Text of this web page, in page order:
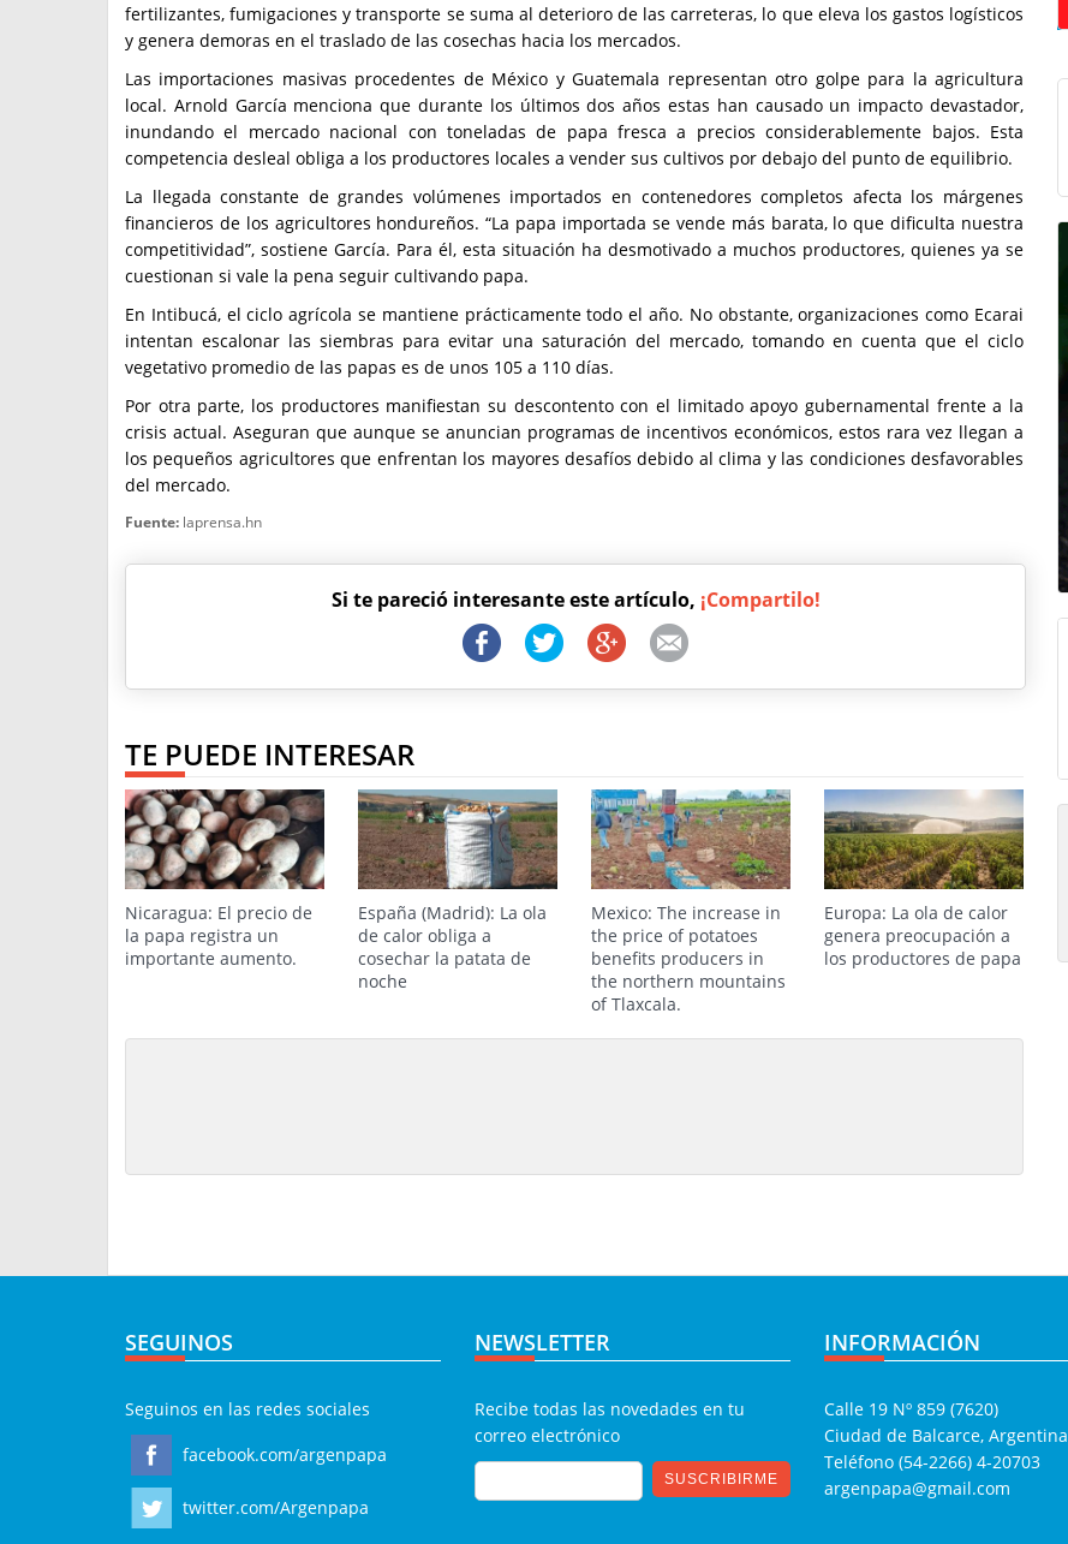
fertilizantes, fumigaciones y transporte se suma al deterioro de las carreteras, lo que eleva los gastos logísticos
y genera demoras en el traslado de las cosechas hacia los mercados.
Las importaciones masivas procedentes de México y Guatemala representan otro golpe para la agricultura
local. Arnold García menciona que durante los últimos dos años estas han causado un impacto devastador,
inundando el mercado nacional con toneladas de papa fresca a precios considerablemente bajos. Esta
competencia desleal obliga a los productores locales a vender sus cultivos por debajo del punto de equilibrio.
La llegada constante de grandes volúmenes importados en contenedores completos afecta los márgenes
financieros de los agricultores hondureños. “La papa importada se vende más barata, lo que dificulta nuestra
competitividad”, sostiene García. Para él, esta situación ha desmotivado a muchos productores, quienes ya se
cuestionan si vale la pena seguir cultivando papa.
En Intibucá, el ciclo agrícola se mantiene prácticamente todo el año. No obstante, organizaciones como Ecarai
intentan escalonar las siembras para evitar una saturación del mercado, tomando en cuenta que el ciclo
vegetativo promedio de las papas es de unos 105 a 110 días.
Por otra parte, los productores manifiestan su descontento con el limitado apoyo gubernamental frente a la
crisis actual. Aseguran que aunque se anuncian programas de incentivos económicos, estos rara vez llegan a
los pequeños agricultores que enfrentan los mayores desafíos debido al clima y las condiciones desfavorables
del mercado.
Fuente: laprensa.hn
Si te pareció interesante este artículo, ¡Compartilo!
TE PUEDE INTERESAR
Nicaragua: El precio de
la papa registra un
importante aumento.
España (Madrid): La ola
de calor obliga a
cosechar la patata de
noche
Mexico: The increase in
the price of potatoes
benefits producers in
the northern mountains
of Tlaxcala.
Europa: La ola de calor
genera preocupación a
los productores de papa
SEGUINOS
Seguinos en las redes sociales
facebook.com/argenpapa
twitter.com/Argenpapa
NEWSLETTER
Recibe todas las novedades en tu
correo electrónico
INFORMACIÓN
Calle 19 Nº 859 (7620)
Ciudad de Balcarce, Argentina
Teléfono (54-2266) 4-20703
argenpapa@gmail.com